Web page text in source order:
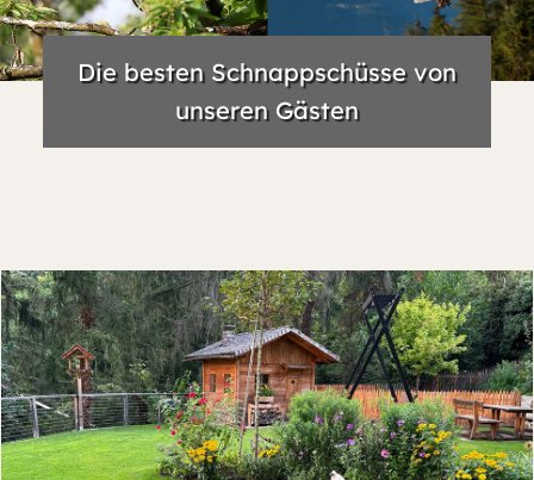
Die besten Schnappschüsse von
unseren Gästen